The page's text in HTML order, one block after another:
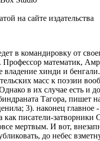
на сайте издательства
в командировку от
математик,
хинди и
масс к поэзии
в их случае есть и
Тагора, пишет
3). наконец главное -
как писатели-
мертвым. И вот,
до небес